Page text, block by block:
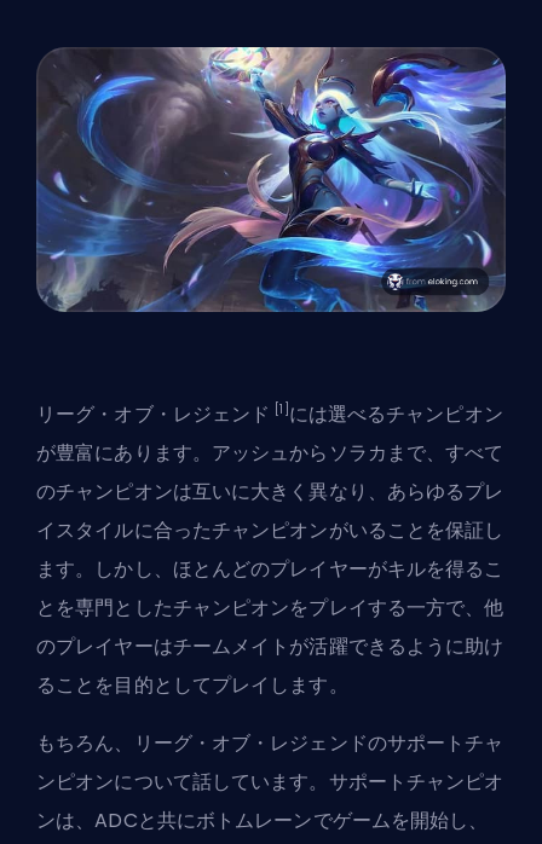
リーグ・オブ・レジェンド [1] には選べるチャンピオン
が豊富にあります。アッシュからソラカまで、すべて
のチャンピオンは互いに大きく異なり、あらゆるプレ
イスタイルに合ったチャンピオンがいることを保証し
ます。しかし、ほとんどのプレイヤーがキルを得るこ
とを専門としたチャンピオンをプレイする一方で、他
のプレイヤーはチームメイトが活躍できるように助け
ることを目的としてプレイします。
もちろん、リーグ・オブ・レジェンドのサポートチャ
ンピオンについて話しています。サポートチャンピオ
ンは、ADCと共にボトムレーンでゲームを開始し、